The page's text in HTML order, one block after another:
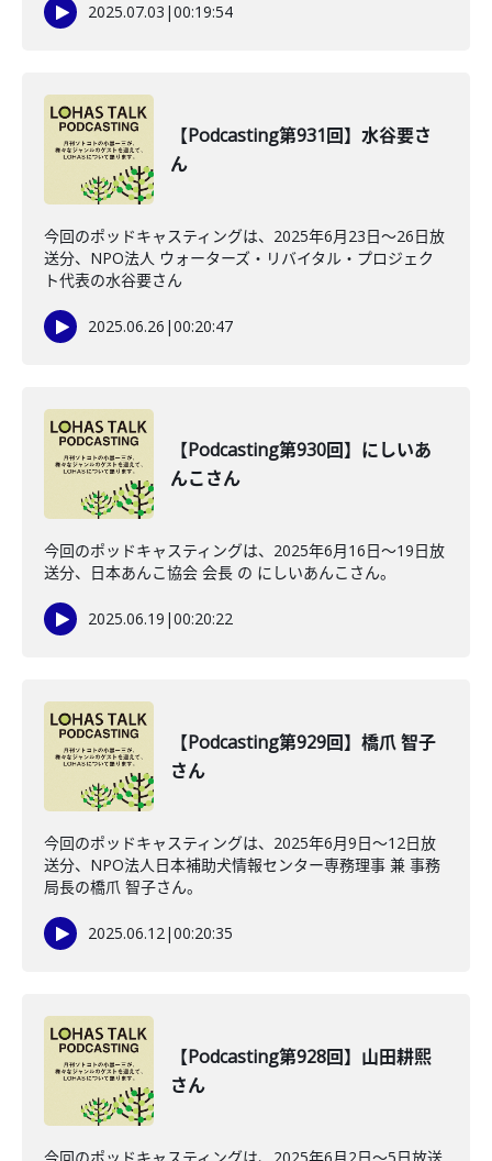
2025.07.03 |00:19:54
【Podcasting第931回】水谷要さ
ん
今回のポッドキャスティングは、2025年6月23日〜26日放
送分、NPO法人 ウォーターズ・リバイタル・プロジェク
ト代表の水谷要さん
2025.06.26 |00:20:47
【Podcasting第930回】にしいあ
んこさん
今回のポッドキャスティングは、2025年6月16日〜19日放
送分、日本あんこ協会 会長 の にしいあんこさん。
2025.06.19 |00:20:22
【Podcasting第929回】橋爪 智子
さん
今回のポッドキャスティングは、2025年6月9日〜12日放
送分、NPO法人日本補助犬情報センター専務理事 兼 事務
局長の橋爪 智子さん。
2025.06.12|00:20:35
【Podcasting第928回】山田耕熙
さん